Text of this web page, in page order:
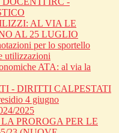
AL VIA LE
AL 25 LUGLIO
per lo sportello
utilizzazioni
ATA: al via la
- DIRITTI CALPESTATI
4 giugno
2025
PROROGA PER LE